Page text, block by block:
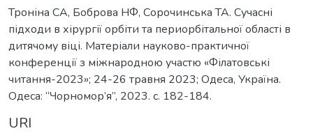
Троніна СА, Боброва НФ, Сорочинська ТА. Сучасні
підходи в хірургії орбіти та периорбітальної області в
дитячому віці. Матеріали науково-практичної
конференції з міжнародною участю «Філатовські
читання-2023»; 24-26 травня 2023; Одеса, Україна.
Одеса: “Чорномор’я”, 2023. c. 182-184.
URI